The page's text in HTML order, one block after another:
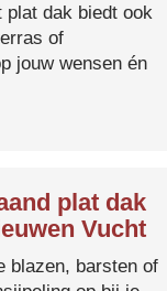
plat dak biedt ook
of
jouw wensen én
plat dak
Vucht
blazen, barsten of